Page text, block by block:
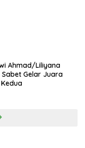
Ahmad/Liliyana
Sabet Gelar Juara